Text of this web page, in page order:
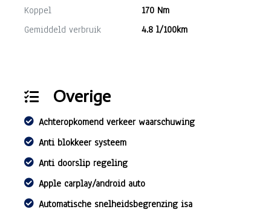
Koppel
170 Nm
Gemiddeld verbruik
4.8 l/100km
Overige
Achteropkomend verkeer waarschuwing
Anti blokkeer systeem
Anti doorslip regeling
Apple carplay/android auto
Automatische snelheidsbegrenzing isa